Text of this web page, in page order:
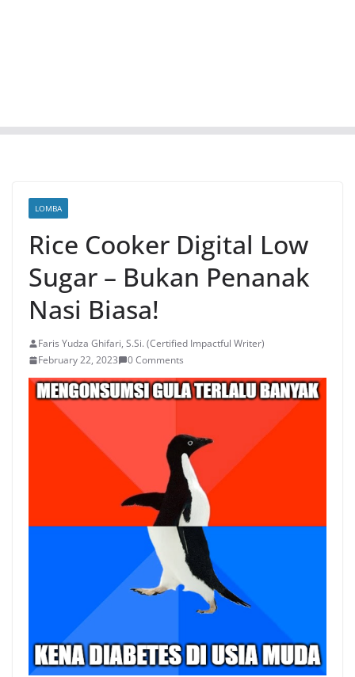
LOMBA
Rice Cooker Digital Low
Sugar – Bukan Penanak
Nasi Biasa!
Faris Yudza Ghifari, S.Si. (Certified Impactful Writer)
February 22, 2023
0 Comments